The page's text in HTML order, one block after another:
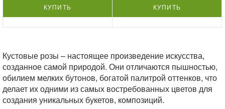
КУПИТЬ КУПИТЬ
Кустовые розы – настоящее произведение искусства,
созданное самой природой. Они отличаются пышностью,
обилием мелких бутонов, богатой палитрой оттенков, что
делает их одними из самых востребованных цветов для
создания уникальных букетов, композиций.